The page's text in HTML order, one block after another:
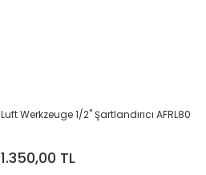
Luft Werkzeuge 1/2'' Şartlandırıcı AFRL80
1.350,00 TL